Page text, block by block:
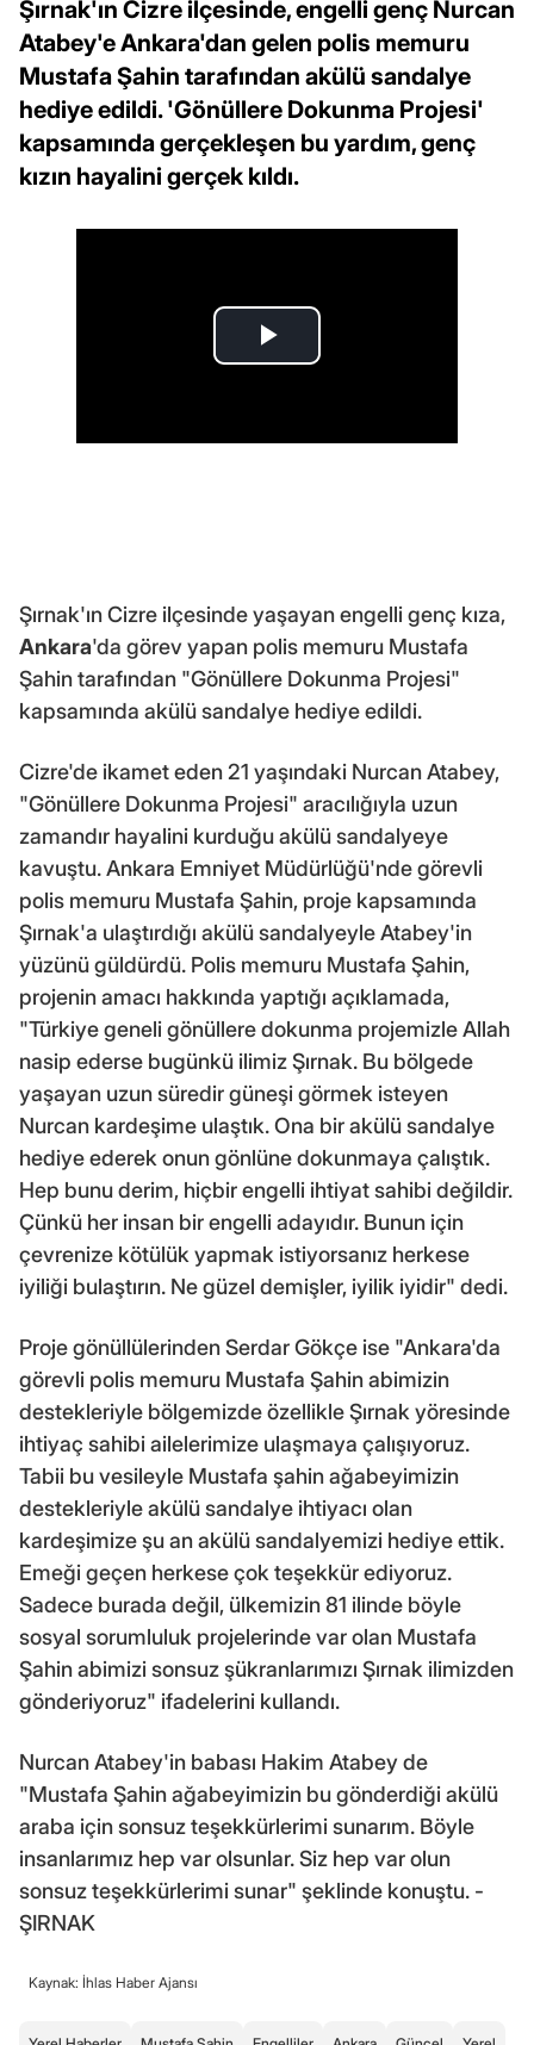
Şırnak'ın Cizre ilçesinde, engelli genç Nurcan
Atabey'e Ankara'dan gelen polis memuru
Mustafa Şahin tarafından akülü sandalye
hediye edildi. 'Gönüllere Dokunma Projesi'
kapsamında gerçekleşen bu yardım, genç
kızın hayalini gerçek kıldı.
Şırnak'ın Cizre ilçesinde yaşayan engelli genç kıza,
Ankara'da görev yapan polis memuru Mustafa
Şahin tarafından "Gönüllere Dokunma Projesi"
kapsamında akülü sandalye hediye edildi.
Cizre'de ikamet eden 21 yaşındaki Nurcan Atabey,
"Gönüllere Dokunma Projesi" aracılığıyla uzun
zamandır hayalini kurduğu akülü sandalyeye
kavuştu. Ankara Emniyet Müdürlüğü'nde görevli
polis memuru Mustafa Şahin, proje kapsamında
Şırnak'a ulaştırdığı akülü sandalyeyle Atabey'in
yüzünü güldürdü. Polis memuru Mustafa Şahin,
projenin amacı hakkında yaptığı açıklamada,
"Türkiye geneli gönüllere dokunma projemizle Allah
nasip ederse bugünkü ilimiz Şırnak. Bu bölgede
yaşayan uzun süredir güneşi görmek isteyen
Nurcan kardeşime ulaştık. Ona bir akülü sandalye
hediye ederek onun gönlüne dokunmaya çalıştık.
Hep bunu derim, hiçbir engelli ihtiyat sahibi değildir.
Çünkü her insan bir engelli adayıdır. Bunun için
çevrenize kötülük yapmak istiyorsanız herkese
iyiliği bulaştırın. Ne güzel demişler, iyilik iyidir" dedi.
Proje gönüllülerinden Serdar Gökçe ise "Ankara'da
görevli polis memuru Mustafa Şahin abimizin
destekleriyle bölgemizde özellikle Şırnak yöresinde
ihtiyaç sahibi ailelerimize ulaşmaya çalışıyoruz.
Tabii bu vesileyle Mustafa şahin ağabeyimizin
destekleriyle akülü sandalye ihtiyacı olan
kardeşimize şu an akülü sandalyemizi hediye ettik.
Emeği geçen herkese çok teşekkür ediyoruz.
Sadece burada değil, ülkemizin 81 ilinde böyle
sosyal sorumluluk projelerinde var olan Mustafa
Şahin abimizi sonsuz şükranlarımızı Şırnak ilimizden
gönderiyoruz" ifadelerini kullandı.
Nurcan Atabey'in babası Hakim Atabey de
"Mustafa Şahin ağabeyimizin bu gönderdiği akülü
araba için sonsuz teşekkürlerimi sunarım. Böyle
insanlarımız hep var olsunlar. Siz hep var olun
sonsuz teşekkürlerimi sunar" şeklinde konuştu. -
ŞIRNAK
Kaynak: İhlas Haber Ajansı